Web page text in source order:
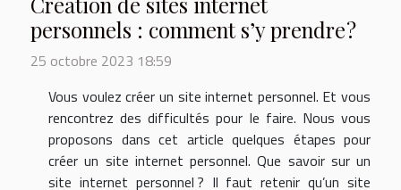
personnels : comment s’y prendre ?
25 octobre 2023 18:59
Vous voulez créer un site internet personnel. Et vous
rencontrez des difficultés pour le faire. Nous vous
proposons dans cet article quelques étapes pour
créer un site internet personnel. Que savoir sur un
site internet personnel ? Il faut retenir qu’un site